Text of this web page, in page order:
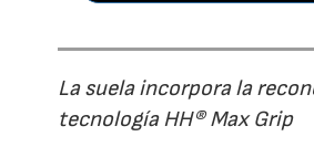
La suela incorpora la
tecnología HH® Max Grip